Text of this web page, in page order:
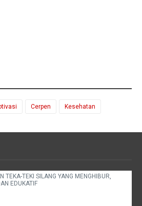
Cerpen Kesehatan
TEKA-TEKI SILANG YANG MENGHIBUR,
EDUKATIF